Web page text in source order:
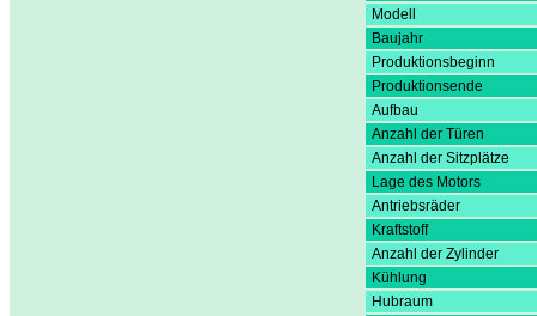
Modell
Baujahr
Produktionsbeginn
Produktionsende
Aufbau
Anzahl der Türen
Anzahl der Sitzplätze
Lage des Motors
Antriebsräder
Kraftstoff
Anzahl der Zylinder
Kühlung
Hubraum